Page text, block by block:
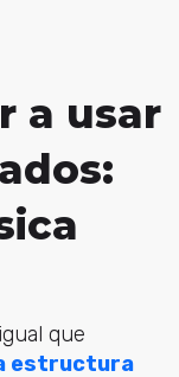
a usar
que
estructura